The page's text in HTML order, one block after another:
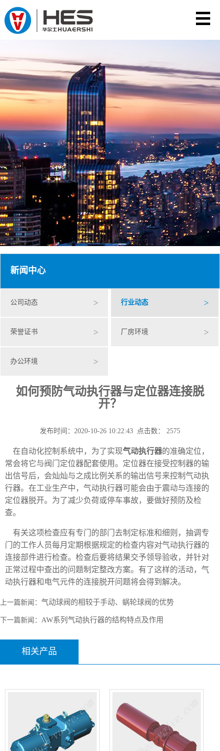
新闻中心
公司动态 > 行业动态 >
荣誉证书 > 厂房环境 >
办公环境 >
如何预防气动执行器与定位器连接脱
开？
发布时间：2020-10-26 10:22:43 点击数： 2575
在自动化控制系统中，为了实现气动执行器的准确定位，
常会将它与阀门定位器配套使用。定位器在接受控制器的输
出信号后，会灿灿与之成比例关系的输出信号来控制气动执
行器。在工业生产中，气动执行器可能会由于震动与连接的
定位器脱开。为了减少负荷或停车事故，要做好预防及检
查。
有关这项检查应有专门的部门去制定标准和细则，抽调专
门的工作人员每月定期根据规定的检查内容对气动执行器的
连接部件进行检查。检查后要将结果交予领导验收，并针对
正常过程中查出的问题制定整改方案。有了这样的活动，气
动执行器和电气元件的连接脱开问题将会得到解决。
上一篇新闻： 气动球阀的相较于手动、蜗轮球阀的优势
下一篇新闻： AW系列气动执行器的结构特点及作用
相关产品